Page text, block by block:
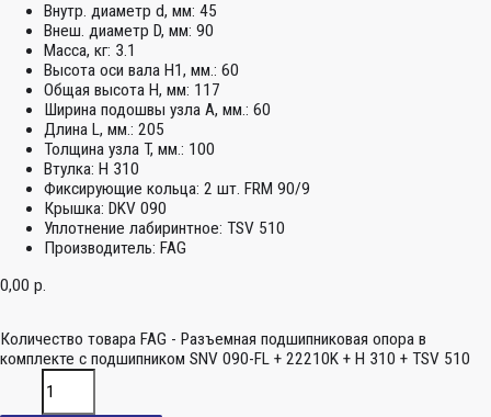
Внутр. диаметр d, мм: 45
Внеш. диаметр D, мм: 90
Масса, кг: 3.1
Высота оси вала H1, мм.: 60
Общая высота H, мм: 117
Ширина подошвы узла А, мм.: 60
Длина L, мм.: 205
Толщина узла T, мм.: 100
Втулка: H 310
Фиксирующие кольца: 2 шт. FRM 90/9
Крышка: DKV 090
Уплотнение лабиринтное: TSV 510
Производитель: FAG
0,00 р.
Количество товара FAG - Разъемная подшипниковая опора в
комплекте с подшипником SNV 090-FL + 22210K + H 310 + TSV 510